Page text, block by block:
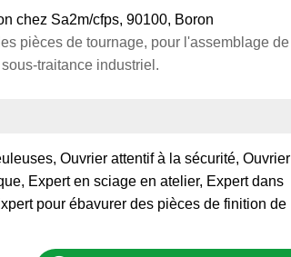
chez Sa2m/cfps, 90100, Boron
pièces de tournage, pour l'assemblage de
traitance industriel.
Ouvrier attentif à la sécurité, Ouvrier
Expert en sciage en atelier, Expert dans
pour ébavurer des pièces de finition de